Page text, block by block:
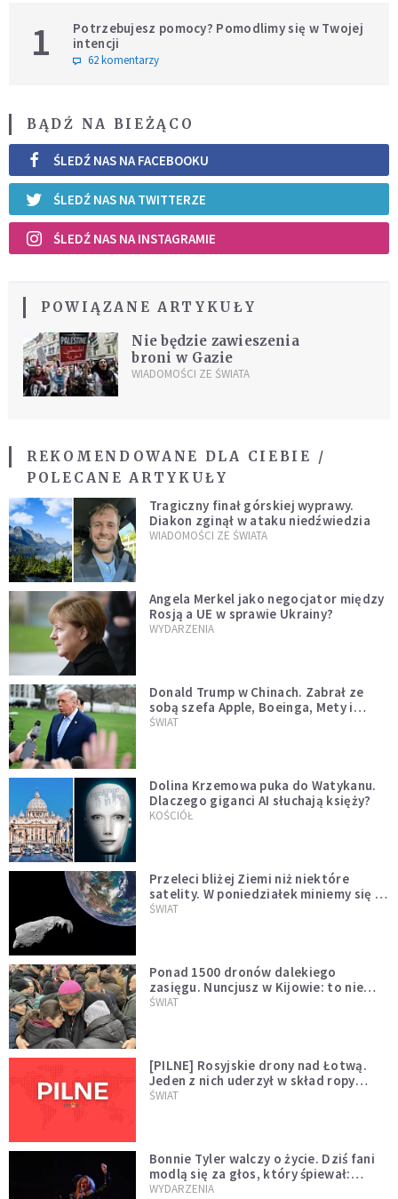
1
Potrzebujesz pomocy? Pomodlimy się w Twojej
intencji
62 komentarzy
BĄDŹ NA BIEŻĄCO
ŚLEDŹ NAS NA FACEBOOKU
ŚLEDŹ NAS NA TWITTERZE
ŚLEDŹ NAS NA INSTAGRAMIE
POWIĄZANE ARTYKUŁY
Nie będzie zawieszenia
broni w Gazie
WIADOMOŚCI ZE ŚWIATA
REKOMENDOWANE DLA CIEBIE /
POLECANE ARTYKUŁY
Tragiczny finał górskiej wyprawy.
Diakon zginął w ataku niedźwiedzia
WIADOMOŚCI ZE ŚWIATA
Angela Merkel jako negocjator między
Rosją a UE w sprawie Ukrainy?
WYDARZENIA
Donald Trump w Chinach. Zabrał ze
sobą szefa Apple, Boeinga, Mety i
Muska
ŚWIAT
Dolina Krzemowa puka do Watykanu.
Dlaczego giganci AI słuchają księży?
KOŚCIÓŁ
Przeleci bliżej Ziemi niż niektóre
satelity. W poniedziałek miniemy się z
asteroidą, która poprzedzi znacznie
ŚWIAT
Ponad 1500 dronów dalekiego
zasięgu. Nuncjusz w Kijowie: to nie
wygląda na wolę zakończenia wojny
ŚWIAT
[PILNE] Rosyjskie drony nad Łotwą.
Jeden z nich uderzył w skład ropy
naftowej
ŚWIAT
Bonnie Tyler walczy o życie. Dziś fani
modlą się za głos, który śpiewał:
"Lord, help me"
WYDARZENIA